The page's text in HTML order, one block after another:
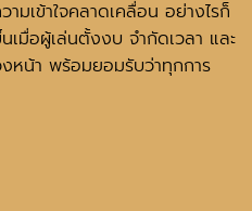
มเข้าใจคลาดเคลื่อน อย่างไรก็
เมื่อผู้เล่นตั้งงบ จำกัดเวลา และ
หน้า พร้อมยอมรับว่าทุกการ